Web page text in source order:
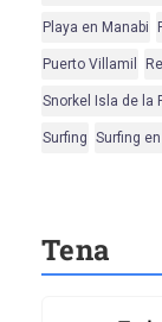
Playa en Manabi
Puerto Villamil
Snorkel Isla de la
Surfing Surfing
Tena